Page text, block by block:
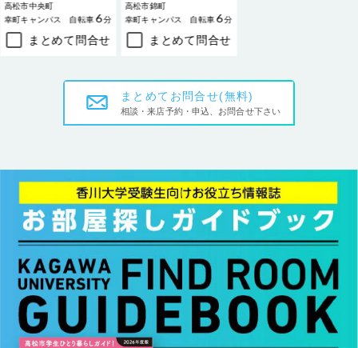
高松市中央町
幸町キャンパス
自転車 6分
まとめて問合せ
高松市錦町
幸町キャンパス
自転車 6分
まとめて問合せ
まとめてお問合せ(無料)
相談・来店予約・申込、お問合せ下さい